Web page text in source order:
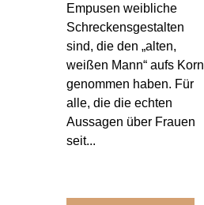
Empusen weibliche
Schreckensgestalten
sind, die den „alten,
weißen Mann“ aufs Korn
genommen haben. Für
alle, die die echten
Aussagen über Frauen
seit...